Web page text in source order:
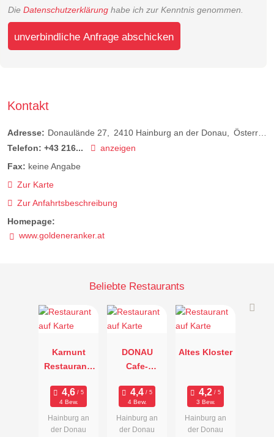
Die Datenschutzerklärung habe ich zur Kenntnis genommen.
unverbindliche Anfrage abschicken
Kontakt
Adresse: Donaulände 27 2410 Hainburg an der Donau
Österreich
Telefon: +43 216...
anzeigen
Fax: keine Angabe
Zur Karte
Zur Anfahrtsbeschreibung
Homepage:
www.goldeneranker.at
Beliebte Restaurants
Karnunt
Restaurant-
4 Bew.
Hainburg an
der Donau
DONAU
Cafe-
4 Bew.
Hainburg an
der Donau
Altes Kloster
3 Bew.
Hainburg an
der Donau